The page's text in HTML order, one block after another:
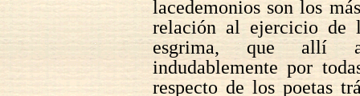
lacedemonios son los
relación al ejercicio de
esgrima, que allí
indudablemente por
respecto de los poetas